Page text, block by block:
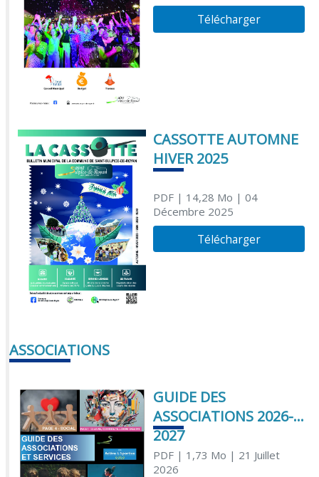
Télécharger
CASSOTTE AUTOMNE
HIVER 2025
PDF| 14,28 Mo | 04
Décembre 2025
Télécharger
ASSOCIATIONS
GUIDE DES
ASSOCIATIONS 2026-
2027
PDF| 1,73 Mo | 21 Juillet
2026